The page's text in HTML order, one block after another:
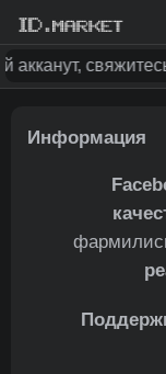
свяжитесь
Информация